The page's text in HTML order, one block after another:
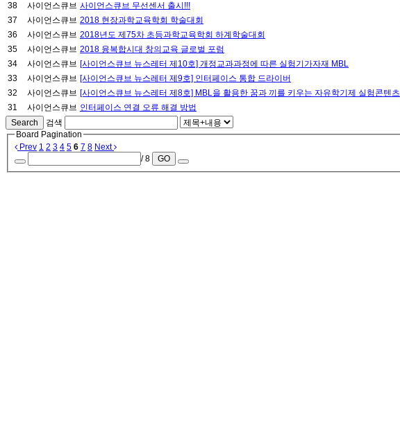
38
사이언스큐브 사이언스큐브 무선센서 출시!!!
37
사이언스큐브 2018 현장과학교육학회 학술대회
36
사이언스큐브 2018년도 제75차 초등과학교육학회 하계학술대회
35
사이언스큐브 2018 융복합시대 창의교육 글로벌 포럼
34
사이언스큐브 [사이언스큐브 뉴스레터 제10호] 개정교과과정에 따른 실험기가자재 MBL
33
사이언스큐브 [사이언스큐브 뉴스레터 제9호] 인터페이스 통합 드라이버
32
사이언스큐브 [사이언스큐브 뉴스레터 제8호] MBL을 활용한 꿈과 끼를 키우는 자유학기제 실험콘텐츠
31
사이언스큐브 인터페이스 연결 오류 해결 방법
Search
검색
Board Pagination
Prev 1 2 3 4 5 6 7 8 Next
/ 8
GO